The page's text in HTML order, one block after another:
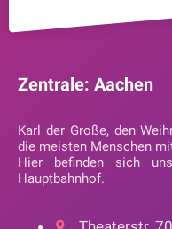
Zentrale: Aachen
Karl der Große, den
die meisten Menschen
Hier befinden sich
Hauptbahnhof.